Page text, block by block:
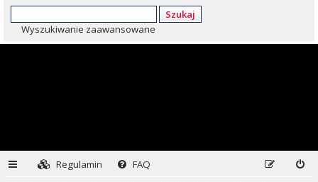
Szukaj
Wyszukiwanie zaawansowane
Regulamin
FAQ